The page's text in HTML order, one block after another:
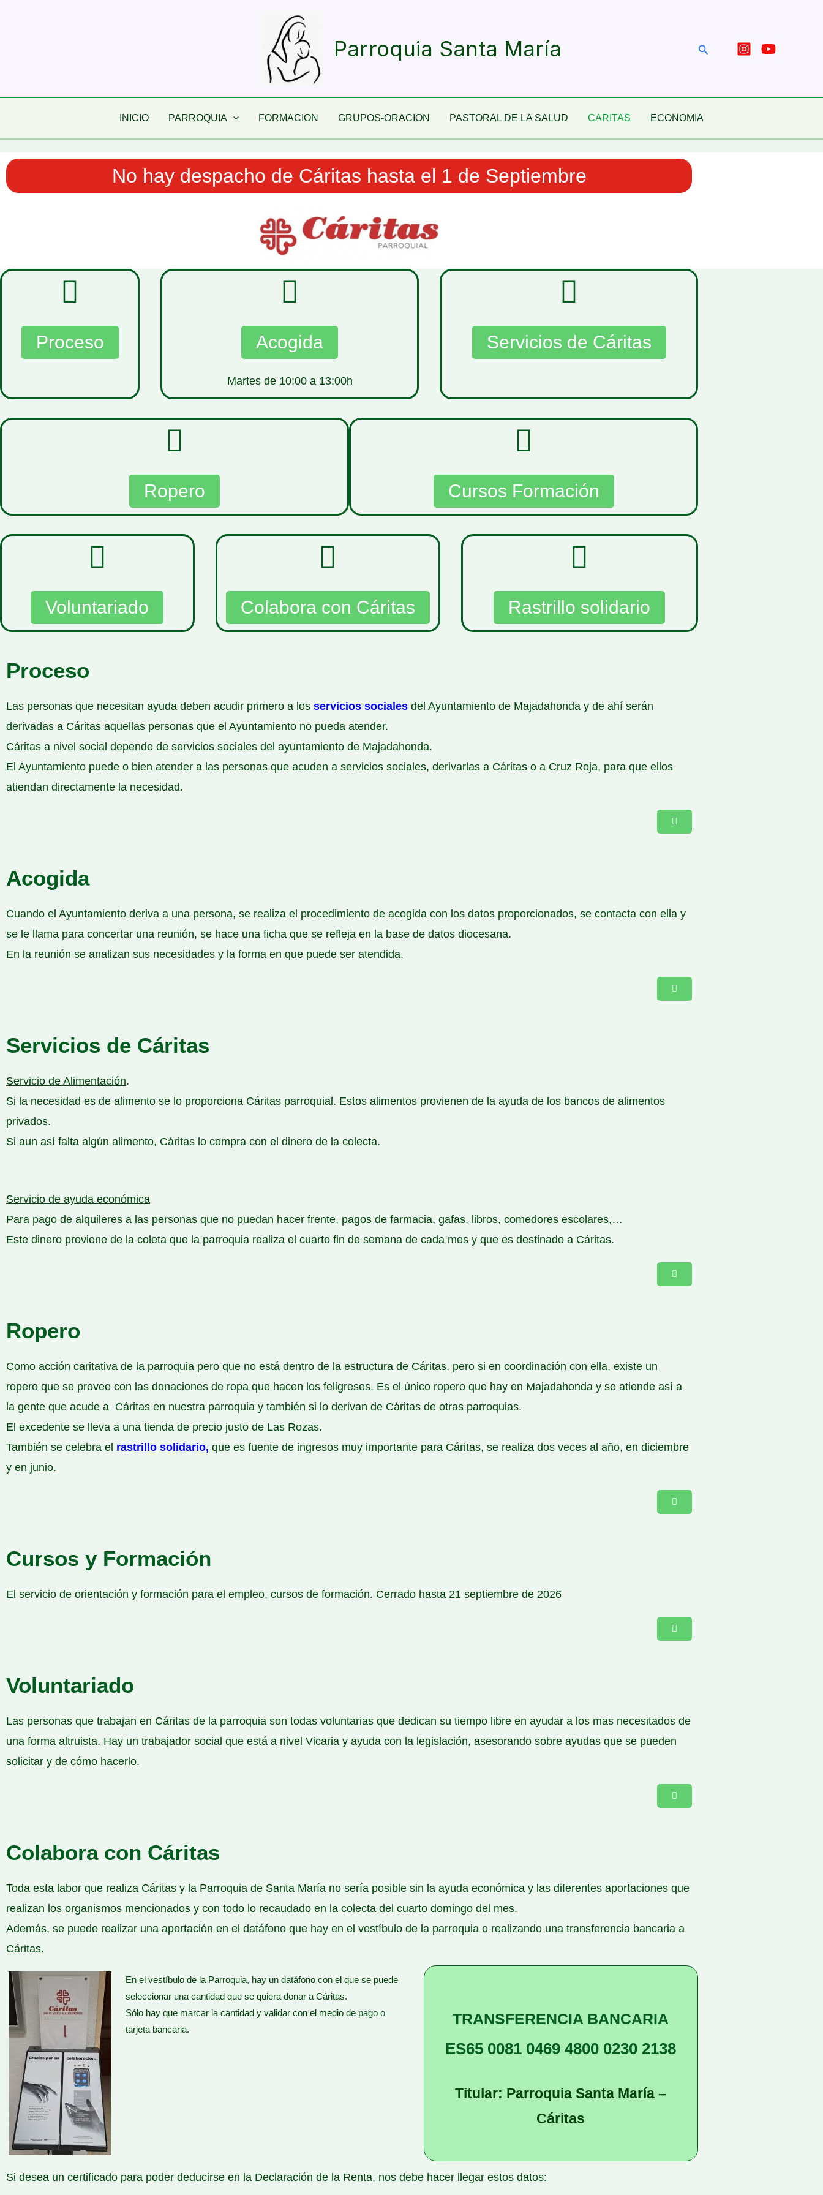
Parroquia Santa María Buscar
INICIO PARROQUIA FORMACION GRUPOS-ORACION PASTORAL DE LA SALUD CARITAS ECONOMIA
No hay despacho de Cáritas hasta el 1 de Septiembre
Proceso Acogida
Martes de 10:00 a 13:00h
Servicios de Cáritas
Ropero Cursos Formación
Voluntariado Colabora con Cáritas Rastrillo solidario
Proceso
Las personas que necesitan ayuda deben acudir primero a los servicios sociales del Ayuntamiento de Majadahonda y de ahí serán
derivadas a Cáritas aquellas personas que el Ayuntamiento no pueda atender.
Cáritas a nivel social depende de servicios sociales del ayuntamiento de Majadahonda.
El Ayuntamiento puede o bien atender a las personas que acuden a servicios sociales, derivarlas a Cáritas o a Cruz Roja, para que ellos
atiendan directamente la necesidad.
Acogida
Cuando el Ayuntamiento deriva a una persona, se realiza el procedimiento de acogida con los datos proporcionados, se contacta con ella y
se le llama para concertar una reunión, se hace una ficha que se refleja en la base de datos diocesana.
En la reunión se analizan sus necesidades y la forma en que puede ser atendida.
Servicios de Cáritas
Servicio de Alimentación.
Si la necesidad es de alimento se lo proporciona Cáritas parroquial. Estos alimentos provienen de la ayuda de los bancos de alimentos
privados.
Si aun así falta algún alimento, Cáritas lo compra con el dinero de la colecta.
Servicio de ayuda económica
Para pago de alquileres a las personas que no puedan hacer frente, pagos de farmacia, gafas, libros, comedores escolares,…
Este dinero proviene de la coleta que la parroquia realiza el cuarto fin de semana de cada mes y que es destinado a Cáritas.
Ropero
Como acción caritativa de la parroquia pero que no está dentro de la estructura de Cáritas, pero si en coordinación con ella, existe un
ropero que se provee con las donaciones de ropa que hacen los feligreses. Es el único ropero que hay en Majadahonda y se atiende así a
la gente que acude a Cáritas en nuestra parroquia y también si lo derivan de Cáritas de otras parroquias.
El excedente se lleva a una tienda de precio justo de Las Rozas.
También se celebra el rastrillo solidario, que es fuente de ingresos muy importante para Cáritas, se realiza dos veces al año, en diciembre
y en junio.
Cursos y Formación
El servicio de orientación y formación para el empleo, cursos de formación. Cerrado hasta 21 septiembre de 2026
Voluntariado
Las personas que trabajan en Cáritas de la parroquia son todas voluntarias que dedican su tiempo libre en ayudar a los mas necesitados de
una forma altruista. Hay un trabajador social que está a nivel Vicaria y ayuda con la legislación, asesorando sobre ayudas que se pueden
solicitar y de cómo hacerlo.
Colabora con Cáritas
Toda esta labor que realiza Cáritas y la Parroquia de Santa María no sería posible sin la ayuda económica y las diferentes aportaciones que
realizan los organismos mencionados y con todo lo recaudado en la colecta del cuarto domingo del mes.
Además, se puede realizar una aportación en el datáfono que hay en el vestíbulo de la parroquia o realizando una transferencia bancaria a
Cáritas.
En el vestíbulo de la Parroquia, hay un datáfono con el que se puede
seleccionar una cantidad que se quiera donar a Cáritas.
Sólo hay que marcar la cantidad y validar con el medio de pago o
tarjeta bancaria.
TRANSFERENCIA BANCARIA
ES65 0081 0469 4800 0230 2138
Titular: Parroquia Santa María –
Cáritas
Si desea un certificado para poder deducirse en la Declaración de la Renta, nos debe hacer llegar estos datos: